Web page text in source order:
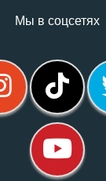
Мы в соцсетях